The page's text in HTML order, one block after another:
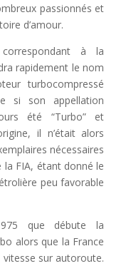
passionnés et
d’amour.
à la
rapidement le nom
turbocompressé
si son appellation
été “Turbo” et
il n’était alors
nécessaires
la FIA, étant donné le
peu favorable
que débute la
alors que la France
sur autoroute.